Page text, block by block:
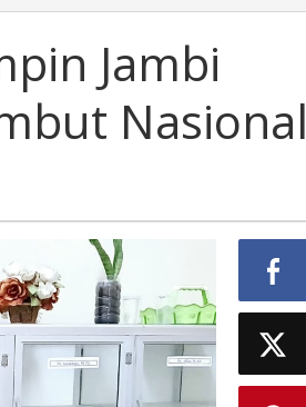
Jambi
Nasional